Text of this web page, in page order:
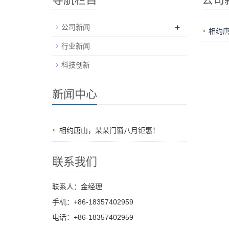
相约
公司新闻 +
行业新闻
科技创新
新闻中心
相约唐山，某某门窗八月钜惠！
联系我们
联系人：金经理
手机：+86-18357402959
电话：+86-18357402959